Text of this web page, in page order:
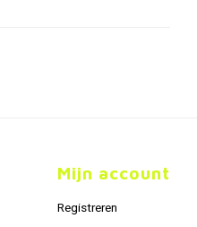
Mijn account
Registreren